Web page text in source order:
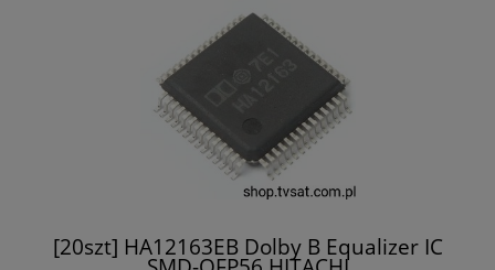
[20szt] HA12163EB Dolby B Equalizer IC